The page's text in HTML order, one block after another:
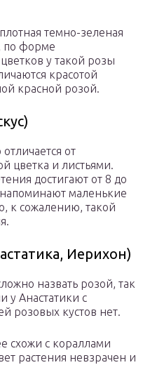
темно-зеленая
по форме
у такой розы
красотой
красной розой.
от
цветка и листьями.
достигают от 8 до
маленькие
к сожалению, такой
Иерихон)
назвать розой, так
у Анастатики с
розовых кустов нет.
схожи с кораллами
растения невзрачен и